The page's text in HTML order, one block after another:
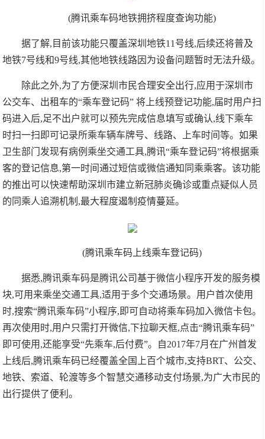
(腾讯乘车码地铁拥挤程度查询功能)
据了解,目前该功能只覆盖深圳地铁11号线,后续还将普及
地铁7号线和9号线,其他地铁线路因为设备问题暂时无法升级。
除此之外,为了方便深圳市民合理安全出行,应用于深圳市
公交车、出租车的“乘车登记码” 将上线预登记功能,届时用户扫
码进入后,足不出户就可以预先完成信息填写或确认,线下乘车
时扫一扫即可记录所乘车辆车牌号、线路、上车时间等。如果
卫生部门发现有病例乘坐交通工具,腾讯“乘车登记码”将根据乘
客的登记信息,第一时间通过短信或微信通知同乘乘客。该功能
的推出可以快速帮助深圳市建立新冠肺炎确诊或重点疑似人员
的同乘人追溯机制,最大程度遏制疫情蔓延。
(腾讯乘车码上线乘车登记码)
据悉,腾讯乘车码是腾讯公司基于微信小程序开发的服务模
块,可用来乘坐交通工具,适用于多个交通场景。用户首次使用
时,搜索“腾讯乘车码”小程序,即可自动将乘车码加入微信卡包。
再次使用时,用户只需打开微信,下拉聊天框,点击“腾讯乘车码”
即可使用,还能享受“先乘车,后付费”。自2017年7月在广州首发
上线后,腾讯乘车码已经覆盖全国上百个城市,支持BRT、公交、
地铁、索道、轮渡等多个智慧交通移动支付场景,为广大市民的
出行提供了便利。